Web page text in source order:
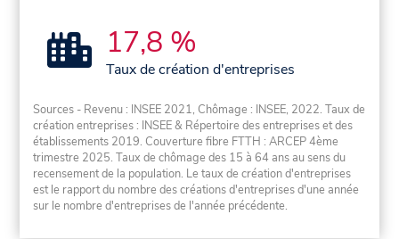
17,8 %
Taux de création d'entreprises
Sources - Revenu : INSEE 2021, Chômage : INSEE, 2022. Taux de
création entreprises : INSEE & Répertoire des entreprises et des
établissements 2019. Couverture fibre FTTH : ARCEP 4ème
trimestre 2025. Taux de chômage des 15 à 64 ans au sens du
recensement de la population. Le taux de création d'entreprises
est le rapport du nombre des créations d'entreprises d'une année
sur le nombre d'entreprises de l'année précédente.